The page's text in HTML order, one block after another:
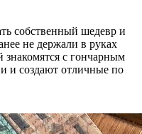
собственный шедевр и
не держали в руках
с гончарным
и создают отличные по